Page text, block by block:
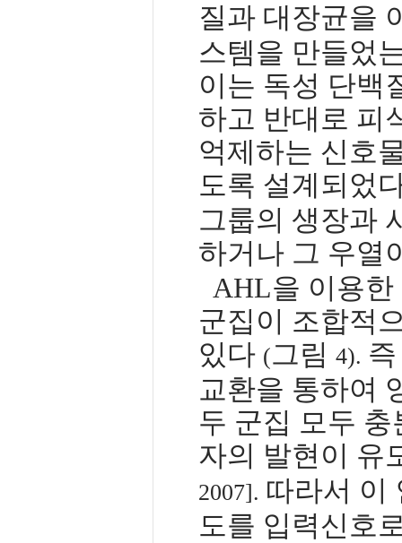
질과 대장균을
스템을 만들었
이는 독성 단백
하고 반대로 피
억제하는 신호
도록 설계되었
그룹의 생장과
하거나 그 우열
AHL을 이용
군집이 조합적
있다 (그림 4).
교환을 통하여
두 군집 모두
자의 발현이 유
2007]. 따라서 이
도를 입력신호